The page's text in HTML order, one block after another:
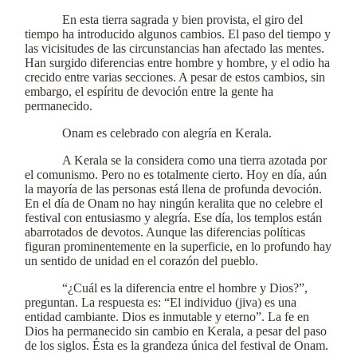
En esta tierra sagrada y bien provista, el giro del
tiempo ha introducido algunos cambios. El paso del tiempo y
las vicisitudes de las circunstancias han afectado las mentes.
Han surgido diferencias entre hombre y hombre, y el odio ha
crecido entre varias secciones. A pesar de estos cambios, sin
embargo, el espíritu de devoción entre la gente ha
permanecido.
Onam es celebrado con alegría en Kerala.
A Kerala se la considera como una tierra azotada por
el comunismo. Pero no es totalmente cierto. Hoy en día, aún
la mayoría de las personas está llena de profunda devoción.
En el día de Onam no hay ningún keralita que no celebre el
festival con entusiasmo y alegría. Ese día, los templos están
abarrotados de devotos. Aunque las diferencias políticas
figuran prominentemente en la superficie, en lo profundo hay
un sentido de unidad en el corazón del pueblo.
“¿Cuál es la diferencia entre el hombre y Dios?”,
preguntan. La respuesta es: “El individuo (jiva) es una
entidad cambiante. Dios es inmutable y eterno”. La fe en
Dios ha permanecido sin cambio en Kerala, a pesar del paso
de los siglos. Ésta es la grandeza única del festival de Onam.